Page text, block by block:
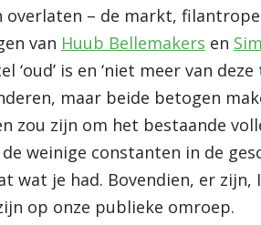
overlaten – de markt,
van Huub Bellemakers en
‘oud’ is en ‘niet meer van
maar beide betogen
zou zijn om het bestaande
weinige constanten in de
wat je had. Bovendien, er
op onze publieke omroep.